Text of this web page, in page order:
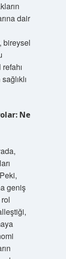
dair
bireysel
Ne
geniş